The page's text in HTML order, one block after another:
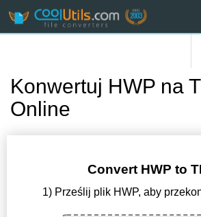
Konwertuj HWP na
Online
Convert HWP to
1) Prześlij plik HWP, aby